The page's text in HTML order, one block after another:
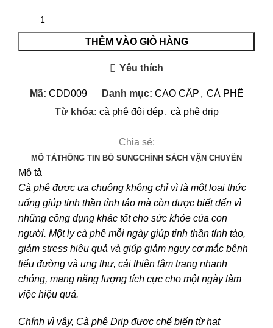
THÊM VÀO GIỎ HÀNG
Yêu thích
Mã: CDD009 Danh mục: CAO CẤP , CÀ PHÊ
Từ khóa: cà phê đôi dép , cà phê drip
Chia sẻ:
MÔ TẢTHÔNG TIN BỔ SUNGCHÍNH SÁCH VẬN CHUYỂN
Mô tả
Cà phê được ưa chuộng không chỉ vì là một loại thức
uống giúp tinh thần tỉnh táo mà còn được biết đến vì
những công dụng khác tốt cho sức khỏe của con
người. Một ly cà phê mỗi ngày giúp tinh thần tỉnh táo,
giảm stress hiệu quả và giúp giảm nguy cơ mắc bệnh
tiểu đường và ung thư, cải thiện tâm trạng nhanh
chóng, mang năng lượng tích cực cho một ngày làm
việc hiệu quả.
Chính vì vậy, Cà phê Drip được chế biến từ hạt